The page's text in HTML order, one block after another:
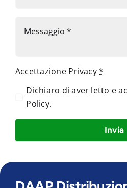
Accettazione Privacy*
Dichiaro di aver letto e
Policy.
Invia